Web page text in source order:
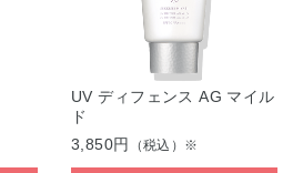
UV ディフェンス AG マイル
ド
3,850円
（税込）※